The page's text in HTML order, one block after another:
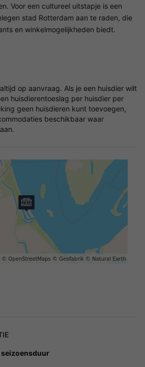
Voor een cultureel uitstapje is een
stad Rotterdam aan te raden, die
en winkelmogelijkheden biedt.
op aanvraag. Als je een huisdier wilt
huisdierentoeslag per huisdier per
geen huisdieren kunt toevoegen,
beschikbaar waar